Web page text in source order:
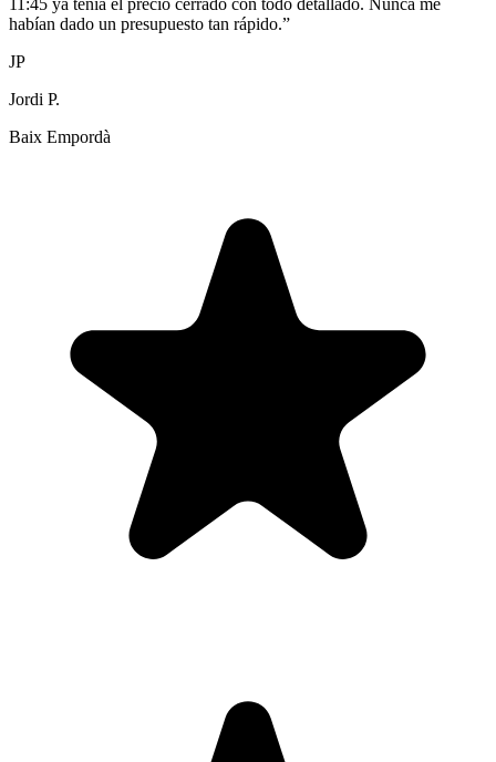
habían dado un presupuesto tan rápido.”
JP
Jordi P.
Baix Empordà